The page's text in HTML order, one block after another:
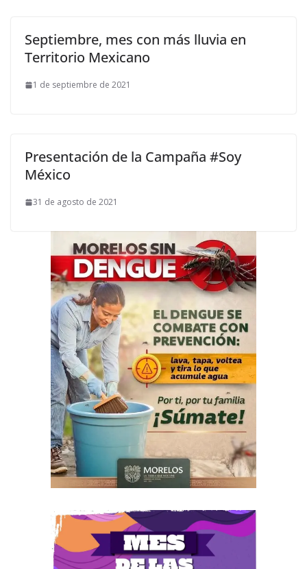
Septiembre, mes con más lluvia en
Territorio Mexicano
1 de septiembre de 2021
Presentación de la Campaña #Soy
México
31 de agosto de 2021